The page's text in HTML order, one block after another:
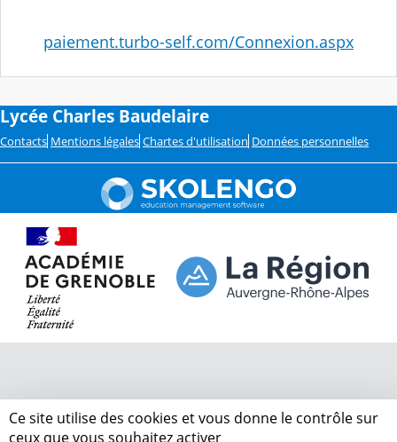
paiement.turbo-self.com/Connexion.aspx
Lycée Charles Baudelaire
Contacts Mentions légales Chartes d'utilisation Données personnelles
Ce site utilise des cookies et vous donne le contrôle sur
ceux que vous souhaitez activer